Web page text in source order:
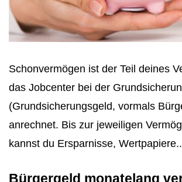
Schonvermögen ist der Teil deines
das Jobcenter bei der
(Grundsicherungsgeld, vormals
anrechnet. Bis zur jeweiligen
kannst du Ersparnisse,
Bürgergeld monatelang